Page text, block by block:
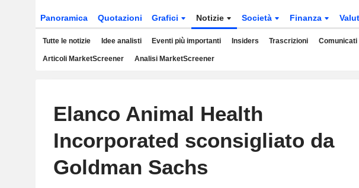
Panoramica Quotazioni Grafici Notizie Società Finanza
Tutte le notizie Idee analisti Eventi più importanti Insiders Trascrizioni Comunicati
Articoli MarketScreener Analisi MarketScreener
Elanco Animal Health
Incorporated sconsigliato da
Goldman Sachs